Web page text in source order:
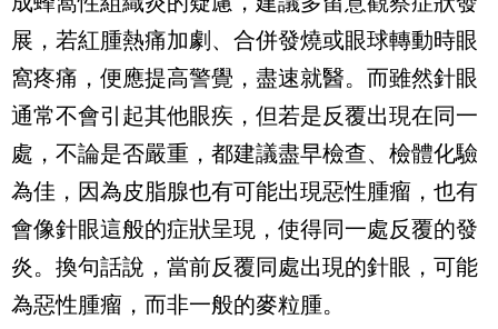
展，若紅腫熱痛加劇、合併發燒或眼球轉動時眼
窩疼痛，便應提高警覺，盡速就醫。而雖然針眼
通常不會引起其他眼疾，但若是反覆出現在同一
處，不論是否嚴重，都建議盡早檢查、檢體化驗
為佳，因為皮脂腺也有可能出現惡性腫瘤，也有
會像針眼這般的症狀呈現，使得同一處反覆的發
炎。換句話說，當前反覆同處出現的針眼，可能
為惡性腫瘤，而非一般的麥粒腫。